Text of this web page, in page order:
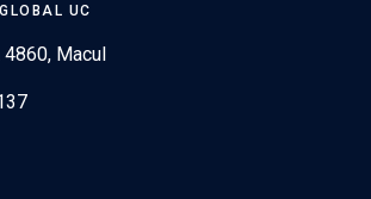
UC
4860, Macul